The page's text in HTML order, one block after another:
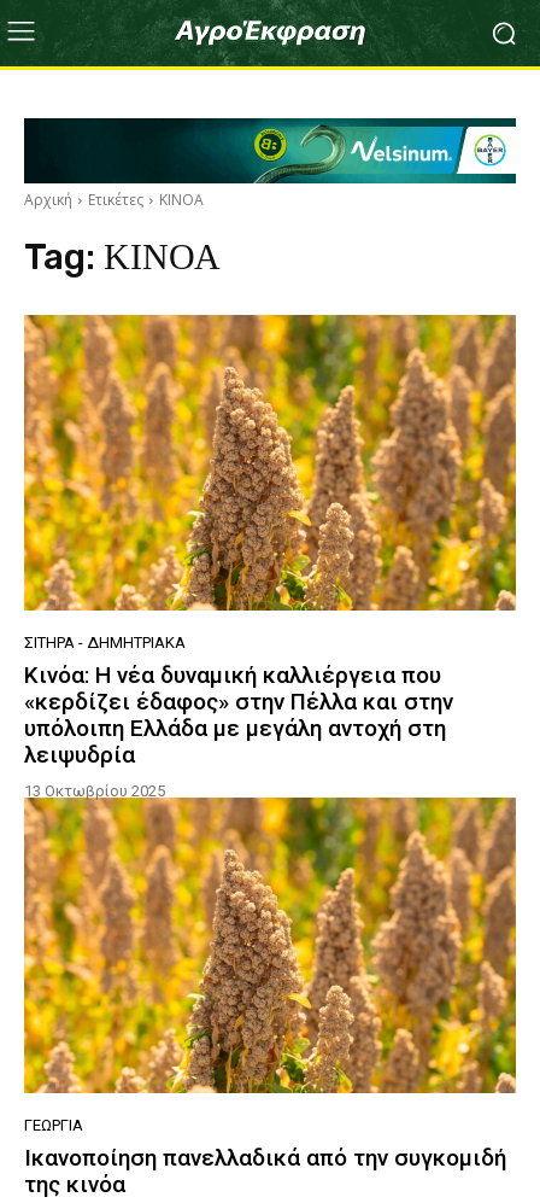
Αρχική Ετικέτες ΚΙΝΟΑ
Tag: ΚΙΝΟΑ
ΣΙΤΗΡΆ - ΔΗΜΗΤΡΙΑΚΆ
Κινόα: Η νέα δυναμική καλλιέργεια που
«κερδίζει έδαφος» στην Πέλλα και στην
υπόλοιπη Ελλάδα με μεγάλη αντοχή στη
λειψυδρία
13 Οκτωβρίου 2025
ΓΕΩΡΓΊΑ
Ικανοποίηση πανελλαδικά από την συγκομιδή
της κινόα